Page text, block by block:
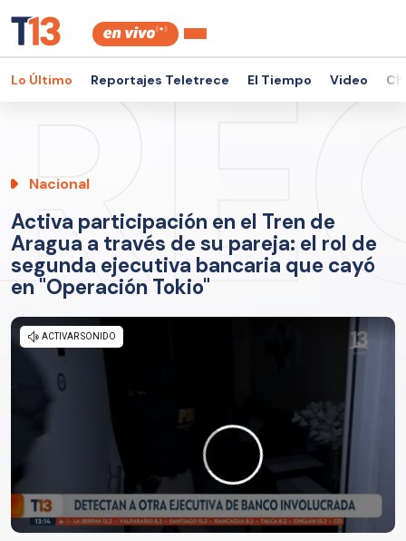
Lo Último Reportajes Teletrece El Tiempo Video
Nacional
Activa participación en el Tren de
Aragua a través de su pareja: el rol de
segunda ejecutiva bancaria que cayó
en "Operación Tokio"